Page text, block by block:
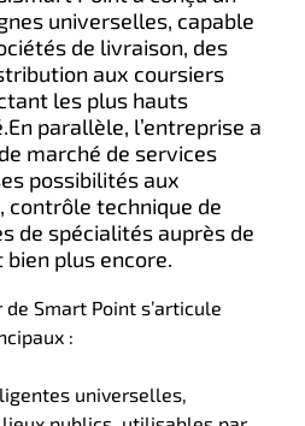
universelles, capable
de livraison, des
aux coursiers
les plus hauts
En parallèle, l’entreprise a
marché de services
possibilités aux
contrôle technique de
de spécialités auprès de
plus encore.
Smart Point s’articule
:
universelles,